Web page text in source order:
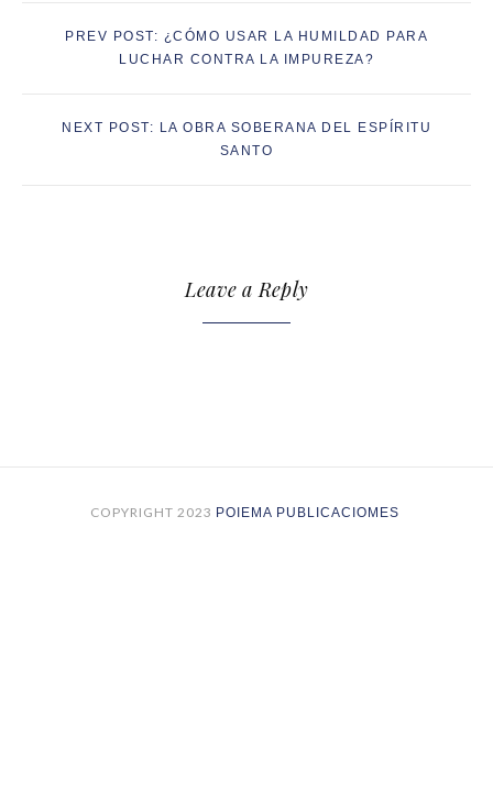
PREV POST: ¿CÓMO USAR LA HUMILDAD PARA
LUCHAR CONTRA LA IMPUREZA?
NEXT POST: LA OBRA SOBERANA DEL ESPÍRITU
SANTO
Leave a Reply
COPYRIGHT 2023 POIEMA PUBLICACIOMES